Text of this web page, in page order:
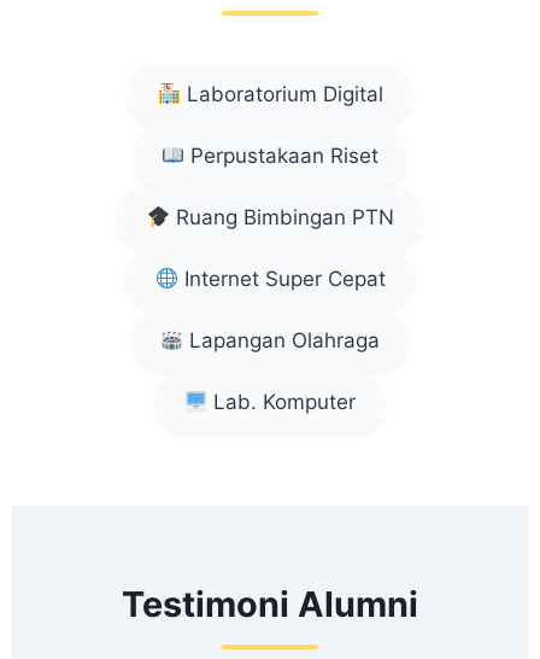
Laboratorium Digital
Perpustakaan Riset
Ruang Bimbingan PTN
Internet Super Cepat
Lapangan Olahraga
Lab. Komputer
Testimoni Alumni